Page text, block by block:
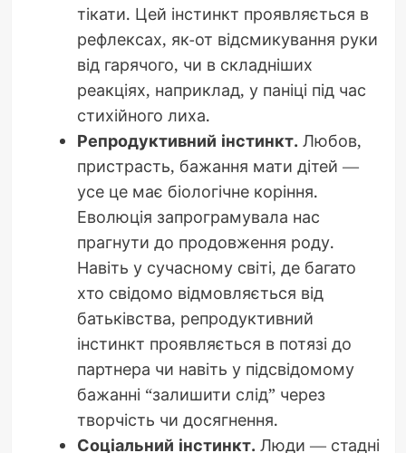
тікати. Цей інстинкт проявляється в
рефлексах, як-от відсмикування руки
від гарячого, чи в складніших
реакціях, наприклад, у паніці під час
стихійного лиха.
Репродуктивний інстинкт. Любов,
пристрасть, бажання мати дітей —
усе це має біологічне коріння.
Еволюція запрограмувала нас
прагнути до продовження роду.
Навіть у сучасному світі, де багато
хто свідомо відмовляється від
батьківства, репродуктивний
інстинкт проявляється в потязі до
партнера чи навіть у підсвідомому
бажанні “залишити слід” через
творчість чи досягнення.
Соціальний інстинкт. Люди — стадні